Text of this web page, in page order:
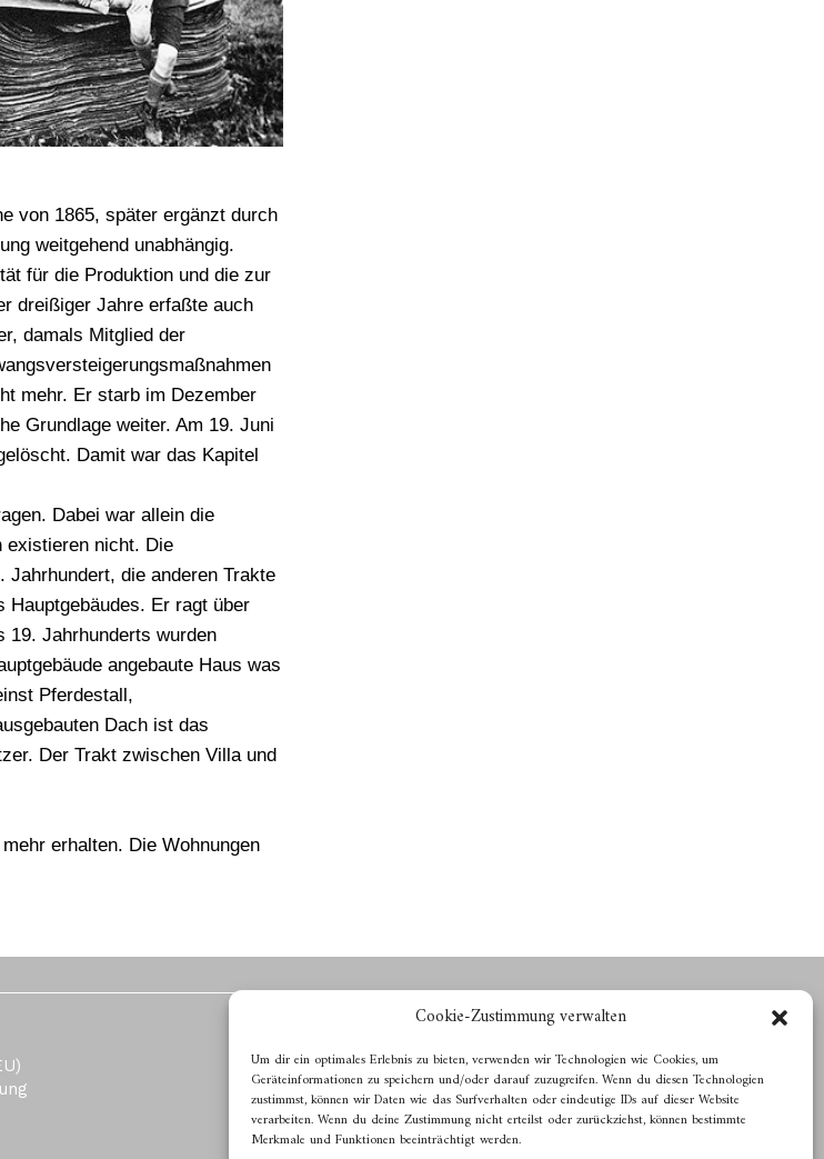
Cookie-Zustimmung verwalten
Um dir ein optimales Erlebnis zu bieten, verwenden wir Technologien wie Cookies, um
Geräteinformationen zu speichern und/oder darauf zuzugreifen. Wenn du diesen Technologien
zustimmst, können wir Daten wie das Surfverhalten oder eindeutige IDs auf dieser Website
verarbeiten. Wenn du deine Zustimmung nicht erteilst oder zurückziehst, können bestimmte
Merkmale und Funktionen beeinträchtigt werden.
von 1865, später ergänzt durch
weitgehend unabhängig.
für die Produktion und die zur
dreißiger Jahre erfaßte auch
damals Mitglied der
mehr. Er starb im Dezember
Grundlage weiter. Am 19. Juni
Damit war das Kapitel
Dabei war allein die
existieren nicht. Die
Jahrhundert, die anderen Trakte
Hauptgebäudes. Er ragt über
19. Jahrhunderts wurden
angebaute Haus was
Pferdestall,
Dach ist das
Der Trakt zwischen Villa und
erhalten. Die Wohnungen
Grafisches Arbeiten für Kunst und Kultur
Jan van der Most
Arnheimer Straße 106, 40489 Düsseldorf
+49 211 940206
vdm@janvandermost.de